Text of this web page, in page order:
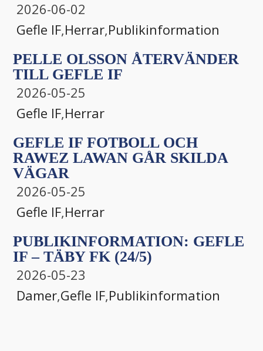
2026-06-02
Gefle IF,Herrar,Publikinformation
PELLE OLSSON ÅTERVÄNDER
TILL GEFLE IF
2026-05-25
Gefle IF,Herrar
GEFLE IF FOTBOLL OCH
RAWEZ LAWAN GÅR SKILDA
VÄGAR
2026-05-25
Gefle IF,Herrar
PUBLIKINFORMATION: GEFLE
IF – TÄBY FK (24/5)
2026-05-23
Damer,Gefle IF,Publikinformation